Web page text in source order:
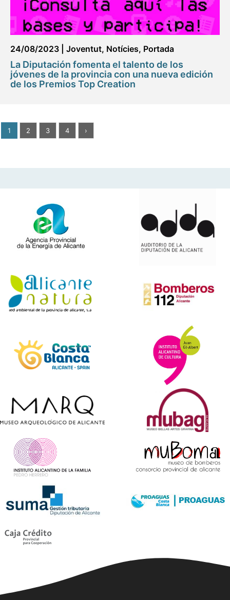
24/08/2023 Joventut, Notícies, Portada
La Diputación fomenta el talento de los
jóvenes de la provincia con una nueva edición
de los Premios Top Creation
1 2 3 4 ›